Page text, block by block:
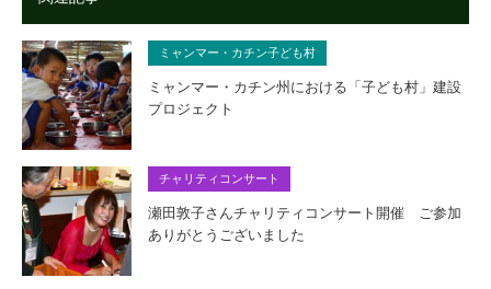
ミャンマー・カチン子ども村
ミャンマー・カチン州における「子ども村」建設
プロジェクト
チャリティコンサート
瀬田敦子さんチャリティコンサート開催 ご参加
ありがとうございました